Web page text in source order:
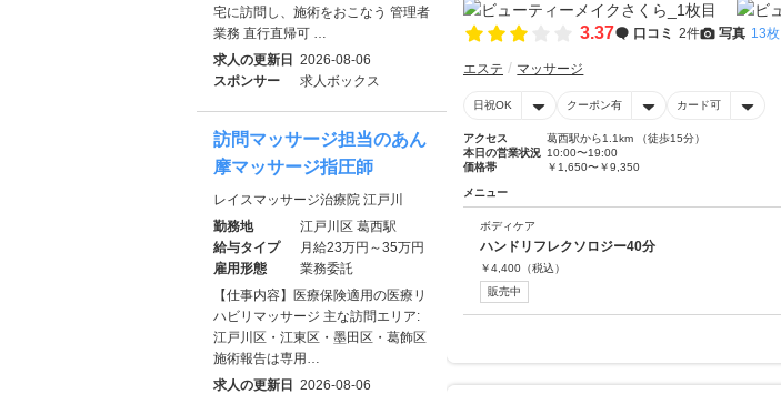
3.37 口コミ 2件 写真 13枚
エステ マッサージ
日祝OK クーポン有 カード可
アクセス
葛西駅から1.1km （徒歩15分）
本日の営業状況 10:00〜19:00
価格帯
￥1,650〜￥9,350
メニュー
ボディケア
ハンドリフレクソロジー40分
￥4,400 （税込）
販売中
宅に訪問し、施術をおこなう 管理者
業務 直行直帰可 …
求人の更新日 2026-08-06
スポンサー
求人ボックス
訪問マッサージ担当のあん
摩マッサージ指圧師
レイスマッサージ治療院 江戸川
勤務地
江戸川区 葛西駅
給与タイプ
月給23万円～35万円
雇用形態
業務委託
【仕事内容】医療保険適用の医療リ
ハビリマッサージ 主な訪問エリア:
江戸川区・江東区・墨田区・葛飾区
施術報告は専用…
求人の更新日 2026-08-06